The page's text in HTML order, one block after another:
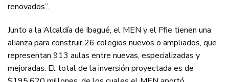
renovados”.
Junto a la Alcaldía de Ibagué, el MEN y el Ffie tienen una
alianza para construir 26 colegios nuevos o ampliados, que
representan 913 aulas entre nuevas, especializadas y
mejoradas. El total de la inversión proyectada es de